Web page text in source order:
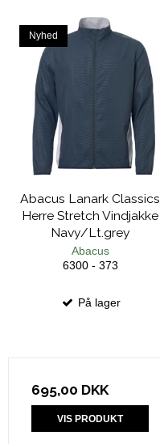
Nyhed
Abacus Lanark Classics
Herre Stretch Vindjakke
Navy/Lt.grey
Abacus
6300 - 373
På lager
695,00 DKK
VIS PRODUKT